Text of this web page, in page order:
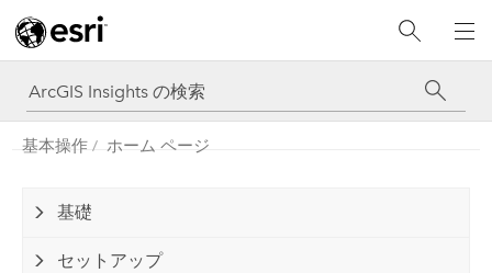
基本操作 ホーム ページ
基礎
セットアップ